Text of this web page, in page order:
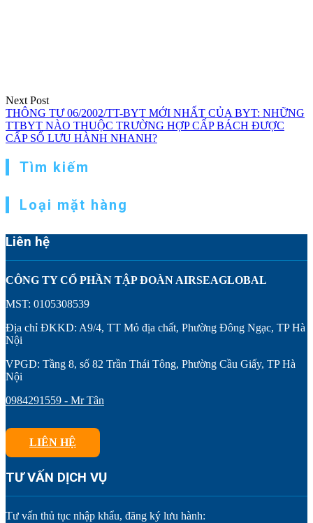
Next Post
THÔNG TƯ 06/2002/TT-BYT MỚI NHẤT CỦA BYT: NHỮNG
TTBYT NÀO THUỘC TRƯỜNG HỢP CẤP BÁCH ĐƯỢC
CẤP SỐ LƯU HÀNH NHANH?
Tìm kiếm
Loại mặt hàng
Liên hệ
CÔNG TY CỔ PHẦN TẬP ĐOÀN AIRSEAGLOBAL
MST: 0105308539
Địa chỉ ĐKKD: A9/4, TT Mỏ địa chất, Phường Đông Ngạc, TP Hà
Nội
VPGD: Tầng 8, số 82 Trần Thái Tông, Phường Cầu Giấy, TP Hà
Nội
0984291559 - Mr Tân
LIÊN HỆ
TƯ VẤN DỊCH VỤ
Tư vấn thủ tục nhập khẩu, đăng ký lưu hành: